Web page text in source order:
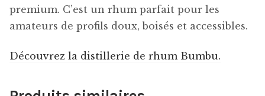
premium. C’est un rhum parfait pour les
amateurs de profils doux, boisés et accessibles.
Découvrez la distillerie de rhum Bumbu.